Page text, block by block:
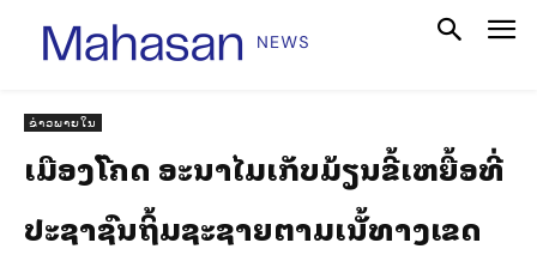
ຂ່າວພາຍໃນ
ເມືອງສີໂຄດ ອະນາໄມເກັບມ້ຽນຂີ້ເຫຍື້ອທີ່
ປະຊາຊົນຖິ້ມຊະຊາຍຕາມເສັ້ນທາງເຂດ